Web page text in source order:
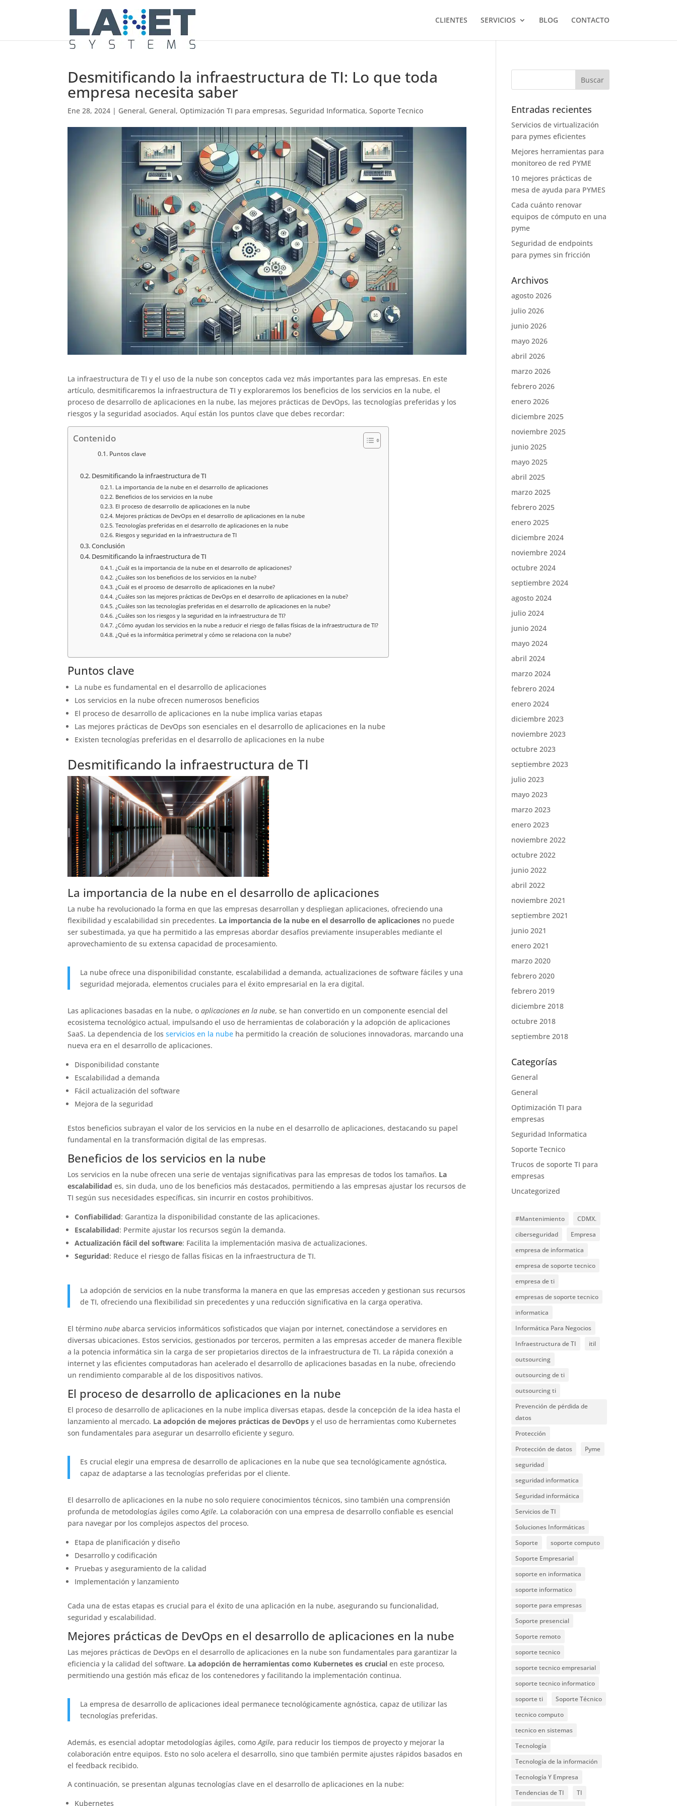
CLIENTES SERVICIOS BLOG CONTACTO
Desmitificando la infraestructura de TI: Lo que toda
empresa necesita saber
Ene 28, 2024 | General, General, Optimización TI para empresas,Seguridad Informatica,Soporte Tecnico
La infraestructura de TI y el uso de la nube son conceptos cada vez más importantes para las empresas. En este
artículo, desmitificaremos la infraestructura de TI y exploraremos los beneficios de los servicios en la nube, el
proceso de desarrollo de aplicaciones en la nube, las mejores prácticas de DevOps, las tecnologías preferidas y los
riesgos y la seguridad asociados. Aquí están los puntos clave que debes recordar:
Contenido
Puntos clave
Desmitificando la infraestructura de TI
La importancia de la nube en el desarrollo de aplicaciones
Beneficios de los servicios en la nube
El proceso de desarrollo de aplicaciones en la nube
Mejores prácticas de DevOps en el desarrollo de aplicaciones en la nube
Tecnologías preferidas en el desarrollo de aplicaciones en la nube
Riesgos y seguridad en la infraestructura de TI
Conclusión
Desmitificando la infraestructura de TI
¿Cuál es la importancia de la nube en el desarrollo de aplicaciones?
¿Cuáles son los beneficios de los servicios en la nube?
¿Cuál es el proceso de desarrollo de aplicaciones en la nube?
¿Cuáles son las mejores prácticas de DevOps en el desarrollo de aplicaciones en la nube?
¿Cuáles son las tecnologías preferidas en el desarrollo de aplicaciones en la nube?
¿Cuáles son los riesgos y la seguridad en la infraestructura de TI?
¿Cómo ayudan los servicios en la nube a reducir el riesgo de fallas físicas de la infraestructura de TI?
¿Qué es la informática perimetral y cómo se relaciona con la nube?
Puntos clave
La nube es fundamental en el desarrollo de aplicaciones
Los servicios en la nube ofrecen numerosos beneficios
El proceso de desarrollo de aplicaciones en la nube implica varias etapas
Las mejores prácticas de DevOps son esenciales en el desarrollo de aplicaciones en la nube
Existen tecnologías preferidas en el desarrollo de aplicaciones en la nube
Desmitificando la infraestructura de TI
La importancia de la nube en el desarrollo de aplicaciones
La nube ha revolucionado la forma en que las empresas desarrollan y despliegan aplicaciones, ofreciendo una
flexibilidad y escalabilidad sin precedentes. La importancia de la nube en el desarrollo de aplicaciones no puede
ser subestimada, ya que ha permitido a las empresas abordar desafíos previamente insuperables mediante el
aprovechamiento de su extensa capacidad de procesamiento.
La nube ofrece una disponibilidad constante, escalabilidad a demanda, actualizaciones de software fáciles y una
seguridad mejorada, elementos cruciales para el éxito empresarial en la era digital.
Las aplicaciones basadas en la nube, oaplicaciones en la nube, se han convertido en un componente esencial del
ecosistema tecnológico actual, impulsando el uso de herramientas de colaboración y la adopción de aplicaciones
SaaS. La dependencia de losservicios en la nube ha permitido la creación de soluciones innovadoras, marcando una
nueva era en el desarrollo de aplicaciones.
Disponibilidad constante
Escalabilidad a demanda
Fácil actualización del software
Mejora de la seguridad
Estos beneficios subrayan el valor de los servicios en la nube en el desarrollo de aplicaciones, destacando su papel
fundamental en la transformación digital de las empresas.
Beneficios de los servicios en la nube
Los servicios en la nube ofrecen una serie de ventajas significativas para las empresas de todos los tamaños. La
escalabilidad es, sin duda, uno de los beneficios más destacados, permitiendo a las empresas ajustar los recursos de
TI según sus necesidades específicas, sin incurrir en costos prohibitivos.
Confiabilidad: Garantiza la disponibilidad constante de las aplicaciones.
Escalabilidad: Permite ajustar los recursos según la demanda.
Actualización fácil del software: Facilita la implementación masiva de actualizaciones.
Seguridad: Reduce el riesgo de fallas físicas en la infraestructura de TI.
La adopción de servicios en la nube transforma la manera en que las empresas acceden y gestionan sus recursos
de TI, ofreciendo una flexibilidad sin precedentes y una reducción significativa en la carga operativa.
El términonube abarca servicios informáticos sofisticados que viajan por internet, conectándose a servidores en
diversas ubicaciones. Estos servicios, gestionados por terceros, permiten a las empresas acceder de manera flexible
a la potencia informática sin la carga de ser propietarios directos de la infraestructura de TI. La rápida conexión a
internet y las eficientes computadoras han acelerado el desarrollo de aplicaciones basadas en la nube, ofreciendo
un rendimiento comparable al de los dispositivos nativos.
El proceso de desarrollo de aplicaciones en la nube
El proceso de desarrollo de aplicaciones en la nube implica diversas etapas, desde la concepción de la idea hasta el
lanzamiento al mercado. La adopción de mejores prácticas de DevOps y el uso de herramientas como Kubernetes
son fundamentales para asegurar un desarrollo eficiente y seguro.
Es crucial elegir una empresa de desarrollo de aplicaciones en la nube que sea tecnológicamente agnóstica,
capaz de adaptarse a las tecnologías preferidas por el cliente.
El desarrollo de aplicaciones en la nube no solo requiere conocimientos técnicos, sino también una comprensión
profunda de metodologías ágiles comoAgile. La colaboración con una empresa de desarrollo confiable es esencial
para navegar por los complejos aspectos del proceso.
Etapa de planificación y diseño
Desarrollo y codificación
Pruebas y aseguramiento de la calidad
Implementación y lanzamiento
Cada una de estas etapas es crucial para el éxito de una aplicación en la nube, asegurando su funcionalidad,
seguridad y escalabilidad.
Mejores prácticas de DevOps en el desarrollo de aplicaciones en la nube
Las mejores prácticas de DevOps en el desarrollo de aplicaciones en la nube son fundamentales para garantizar la
eficiencia y la calidad del software. La adopción de herramientas como Kubernetes es crucial en este proceso,
permitiendo una gestión más eficaz de los contenedores y facilitando la implementación continua.
La empresa de desarrollo de aplicaciones ideal permanece tecnológicamente agnóstica, capaz de utilizar las
tecnologías preferidas.
Además, es esencial adoptar metodologías ágiles, comoAgile, para reducir los tiempos de proyecto y mejorar la
colaboración entre equipos. Esto no solo acelera el desarrollo, sino que también permite ajustes rápidos basados en
el feedback recibido.
A continuación, se presentan algunas tecnologías clave en el desarrollo de aplicaciones en la nube:
Kubernetes
Entradas recientes
Servicios de virtualización
para pymes eficientes
Mejores herramientas para
monitoreo de red PYME
10 mejores prácticas de
mesa de ayuda para PYMES
Cada cuánto renovar
equipos de cómputo en una
pyme
Seguridad de endpoints
para pymes sin fricción
Archivos
agosto 2026
julio 2026
junio 2026
mayo 2026
abril 2026
marzo 2026
febrero 2026
enero 2026
diciembre 2025
noviembre 2025
junio 2025
mayo 2025
abril 2025
marzo 2025
febrero 2025
enero 2025
diciembre 2024
noviembre 2024
octubre 2024
septiembre 2024
agosto 2024
julio 2024
junio 2024
mayo 2024
abril 2024
marzo 2024
febrero 2024
enero 2024
diciembre 2023
noviembre 2023
octubre 2023
septiembre 2023
julio 2023
mayo 2023
marzo 2023
enero 2023
noviembre 2022
octubre 2022
junio 2022
abril 2022
noviembre 2021
septiembre 2021
junio 2021
enero 2021
marzo 2020
febrero 2020
febrero 2019
diciembre 2018
octubre 2018
septiembre 2018
Categorías
General
General
Optimización TI para
empresas
Seguridad Informatica
Soporte Tecnico
Trucos de soporte TI para
empresas
Uncategorized
#Mantenimiento
CDMX.
ciberseguridad
Empresa
empresa de informatica
empresa de soporte tecnico
empresa de ti
empresas de soporte tecnico
informatica
Informática Para Negocios
Infraestructura de TI
itil
outsourcing
outsourcing de ti
outsourcing ti
Prevención de pérdida de
datos
Protección
Protección de datos
Pyme
seguridad
seguridad informatica
Seguridad informática
Servicios de TI
Soluciones Informáticas
Soporte
soporte computo
Soporte Empresarial
soporte en informatica
soporte informatico
soporte para empresas
Soporte presencial
Soporte remoto
soporte tecnico
soporte tecnico empresarial
soporte tecnico informatico
soporte ti
Soporte Técnico
tecnico computo
tecnico en sistemas
Tecnología
Tecnología de la información
Tecnología Y Empresa
Tendencias de TI
TI